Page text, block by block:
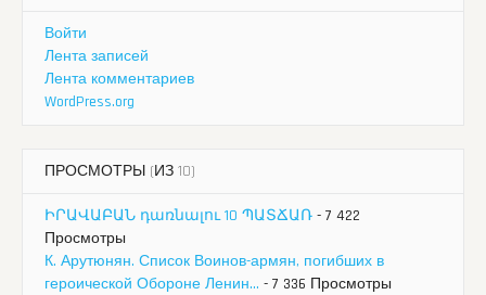
Войти
Лента записей
Лента комментариев
WordPress.org
ПРОСМОТРЫ (ИЗ 10)
ԻՐԱՎԱԲԱՆ դառնալու 10 ՊԱՏՃԱՌ - 7 422
Просмотры
К. Арутюнян. Список Воинов-армян, погибших в
героической Обороне Ленин... - 7 336 Просмотры